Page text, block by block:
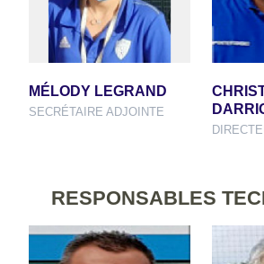
MÉLODY LEGRAND
SECRÉTAIRE ADJOINTE
RESPONSABLES